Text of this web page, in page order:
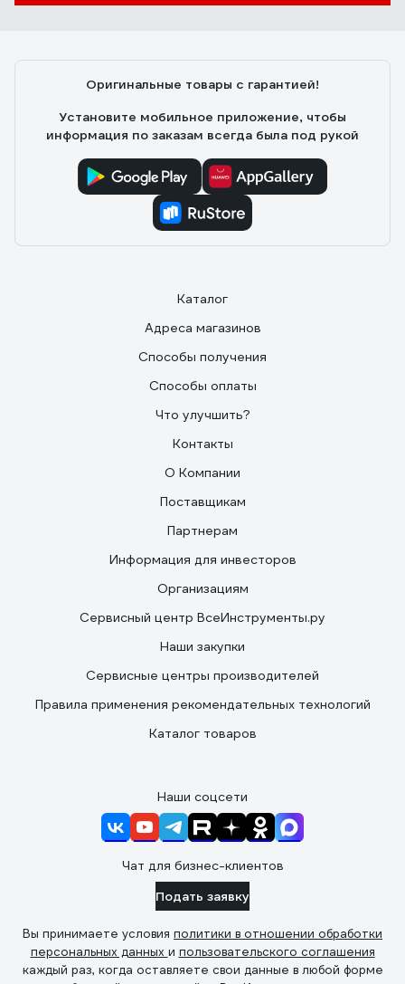
Оригинальные товары с гарантией!
Установите мобильное приложение, чтобы
информация по заказам всегда была под рукой
Каталог
Адреса магазинов
Способы получения
Способы оплаты
Что улучшить?
Контакты
О Компании
Поставщикам
Партнерам
Информация для инвесторов
Организациям
Сервисный центр ВсеИнструменты.ру
Наши закупки
Сервисные центры производителей
Правила применения рекомендательных технологий
Каталог товаров
Наши соцсети
Чат для бизнес-клиентов
Подать заявку
Вы принимаете условия политики в отношении обработки
персональных данных и пользовательского соглашения
каждый раз, когда оставляете свои данные в любой форме